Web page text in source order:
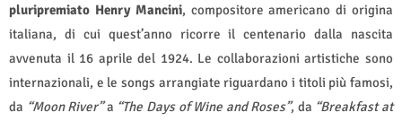
pluripremiato Henry Mancini, compositore americano di origina
italiana, di cui quest’anno ricorre il centenario dalla nascita
avvenuta il 16 aprile del 1924. Le collaborazioni artistiche sono
internazionali, e le songs arrangiate riguardano i titoli più famosi,
da “Moon River”a “The Days of Wine and Roses”, da “Breakfast at